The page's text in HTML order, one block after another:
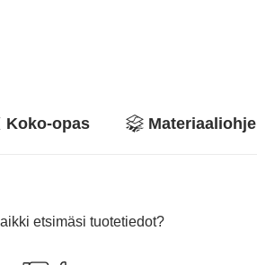
Koko-opas Materiaaliohje
etsimäsi tuotetiedot?